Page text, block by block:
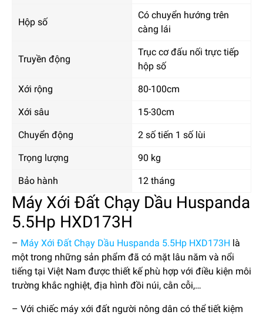
Hộp số
Có chuyển hướng trên
càng lái
Truyền động
Trục cơ đấu nối trực tiếp
hộp số
Xới rộng 80-100cm
Xới sâu 15-30cm
Chuyển động 2 số tiến 1 số lùi
Trọng lượng 90 kg
Bảo hành 12 tháng
Máy Xới Đất Chạy Dầu Huspanda
5.5Hp HXD173H
– Máy Xới Đất Chạy Dầu Huspanda 5.5Hp HXD173H là
một trong những sản phẩm đã có mặt lâu năm và nổi
tiếng tại Việt Nam được thiết kế phù hợp với điều kiện môi
trường khắc nghiệt, địa hình đồi núi, cằn cỗi,…
– Với chiếc máy xới đất người nông dân có thể tiết kiệm